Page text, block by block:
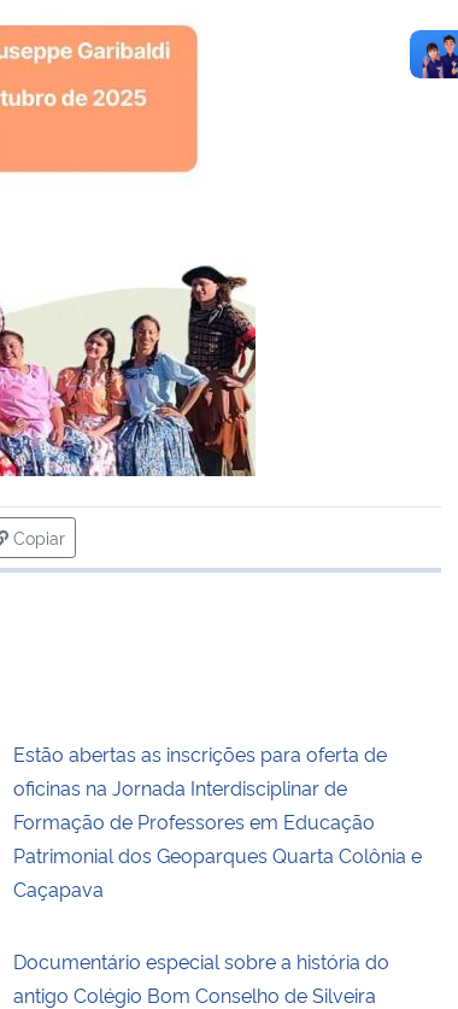
Copiar
para área de transferência
Estão abertas as inscrições para oferta de
oficinas na Jornada Interdisciplinar de
Formação de Professores em Educação
Patrimonial dos Geoparques Quarta Colônia e
Caçapava
Documentário especial sobre a história do
antigo Colégio Bom Conselho de Silveira